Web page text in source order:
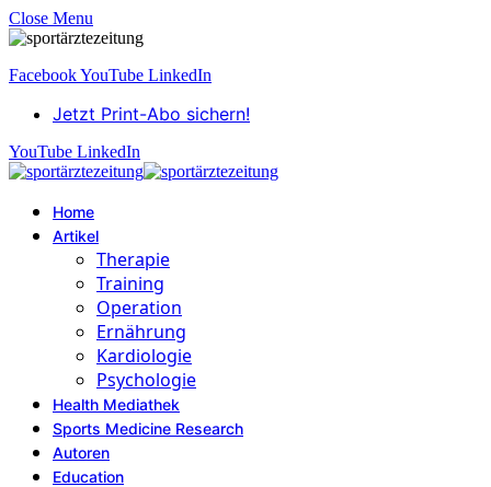
Close Menu
FacebookYouTube LinkedIn
Jetzt Print-Abo sichern!
YouTube LinkedIn
Home
Artikel
Therapie
Training
Operation
Ernährung
Kardiologie
Psychologie
Health Mediathek
Sports Medicine Research
Autoren
Education